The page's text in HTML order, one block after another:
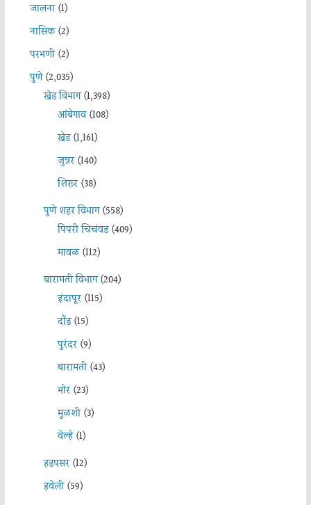
जालना(1)
नासिक(2)
परभणी(2)
पुणे(2,035)
खेड विभाग(1,398)
आंबेगाव(108)
खेड(1,161)
जुन्नर(140)
शिरूर(38)
पुणे शहर विभाग(558)
पिंपरी चिचंवड(409)
मावळ(112)
बारामती विभाग(204)
इंदापूर(115)
दौंड(15)
पुरंदर(9)
बारामती(43)
भोर(23)
मुळशी(3)
वेल्हे(1)
हडपसर(12)
हवेली(59)